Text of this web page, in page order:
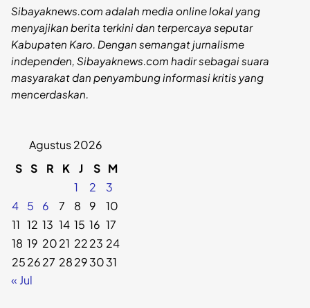
Sibayaknews.com adalah media online lokal yang
menyajikan berita terkini dan terpercaya seputar
Kabupaten Karo. Dengan semangat jurnalisme
independen, Sibayaknews.com hadir sebagai suara
masyarakat dan penyambung informasi kritis yang
mencerdaskan.
Agustus 2026
S S R K J S M
1
2
3
4
5 6 7 8 9
10
11 12 13 14 15 16 17
18 19 2021 2223 24
252627 28293031
« Jul